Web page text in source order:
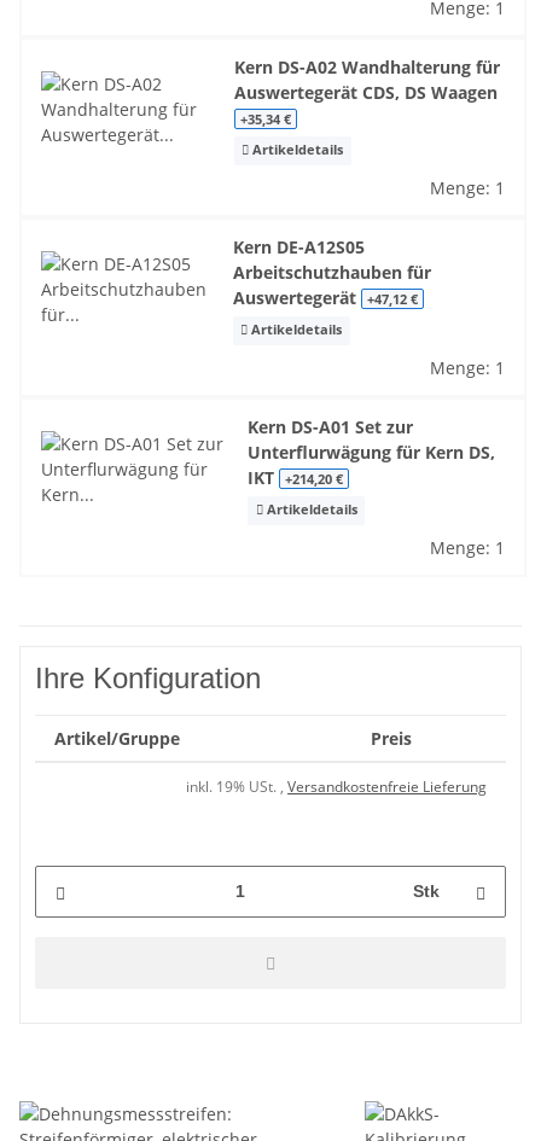
Menge: 1
Kern DS-A02 Wandhalterung für
Auswertegerät CDS, DS Waagen
+35,34 €
Artikeldetails
Menge: 1
Kern DE-A12S05
Arbeitschutzhauben für
Auswertegerät
+47,12 €
Artikeldetails
Menge: 1
Kern DS-A01 Set zur
Unterflurwägung für Kern DS,
IKT +214,20 €
Artikeldetails
Menge: 1
Ihre Konfiguration
Artikel/Gruppe Preis
inkl. 19% USt. , Versandkostenfreie Lieferung
Stk